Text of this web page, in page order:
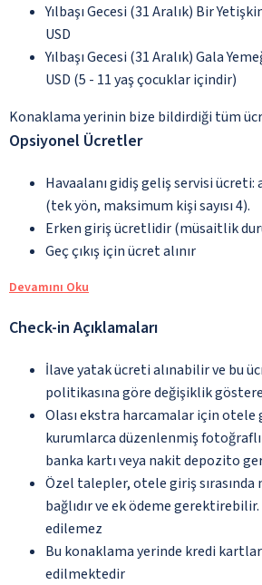
Yılbaşı Gecesi (31 Aralık) Bir
USD
Yılbaşı Gecesi (31 Aralık) Gala
USD (5 - 11 yaş çocuklar içindir)
Konaklama yerinin bize bildirdiği tüm
Opsiyonel Ücretler
Havaalanı gidiş geliş servisi ücreti:
(tek yön, maksimum kişi sayısı 4).
Erken giriş ücretlidir (müsaitlik
Geç çıkış için ücret alınır
Devamını Oku
Check-in Açıklamaları
İlave yatak ücreti alınabilir ve bu
politikasına göre değişiklik
Olası ekstra harcamalar için otele
kurumlarca düzenlenmiş
banka kartı veya nakit depozito
Özel talepler, otele giriş
bağlıdır ve ek ödeme
edilemez
Bu konaklama yerinde kredi
edilmektedir